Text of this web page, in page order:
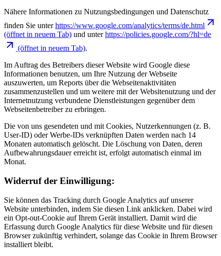
Nähere Informationen zu Nutzungsbedingungen und Datenschutz
finden Sie unter https://www.google.com/analytics/terms/de.html
(öffnet in neuem Tab) und unter https://policies.google.com/?hl=de
(öffnet in neuem Tab).
Im Auftrag des Betreibers dieser Website wird Google diese
Informationen benutzen, um Ihre Nutzung der Webseite
auszuwerten, um Reports über die Webseitenaktivitäten
zusammenzustellen und um weitere mit der Websitenutzung und der
Internetnutzung verbundene Dienstleistungen gegenüber dem
Webseitenbetreiber zu erbringen.
Die von uns gesendeten und mit Cookies, Nutzerkennungen (z. B.
User-ID) oder Werbe-IDs verknüpften Daten werden nach 14
Monaten automatisch gelöscht. Die Löschung von Daten, deren
Aufbewahrungsdauer erreicht ist, erfolgt automatisch einmal im
Monat.
Widerruf der Einwilligung:
Sie können das Tracking durch Google Analytics auf unserer
Website unterbinden, indem Sie diesen Link anklicken. Dabei wird
ein Opt-out-Cookie auf Ihrem Gerät installiert. Damit wird die
Erfassung durch Google Analytics für diese Website und für diesen
Browser zukünftig verhindert, solange das Cookie in Ihrem Browser
installiert bleibt.